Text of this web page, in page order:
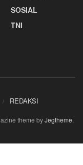
SOSIAL
TNI
REDAKSI
theme byJegtheme.